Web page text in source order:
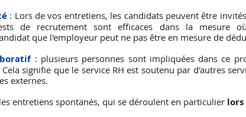
: Lors de vos entretiens, les candidats peuvent être
de recrutement sont efficaces dans la mesure
que l'employeur peut ne pas être en mesure de
: plusieurs personnes sont impliquées dans ce
signifie que le service RH est soutenu par d'autres
externes.
entretiens spontanés, qui se déroulent en particulier lors